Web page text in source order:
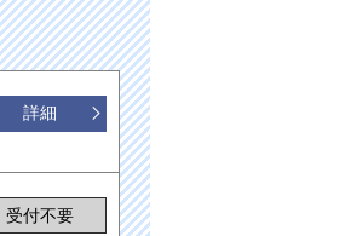
詳細
受付不要